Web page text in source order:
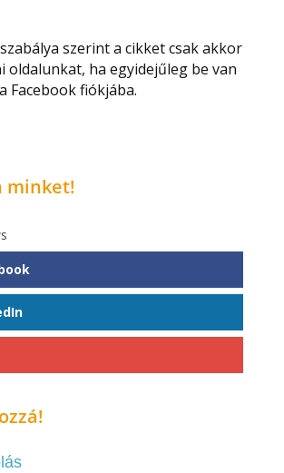
szerint a cikket csak akkor
oldalunkat, ha egyidejűleg be van
Facebook fiókjába.
minket!